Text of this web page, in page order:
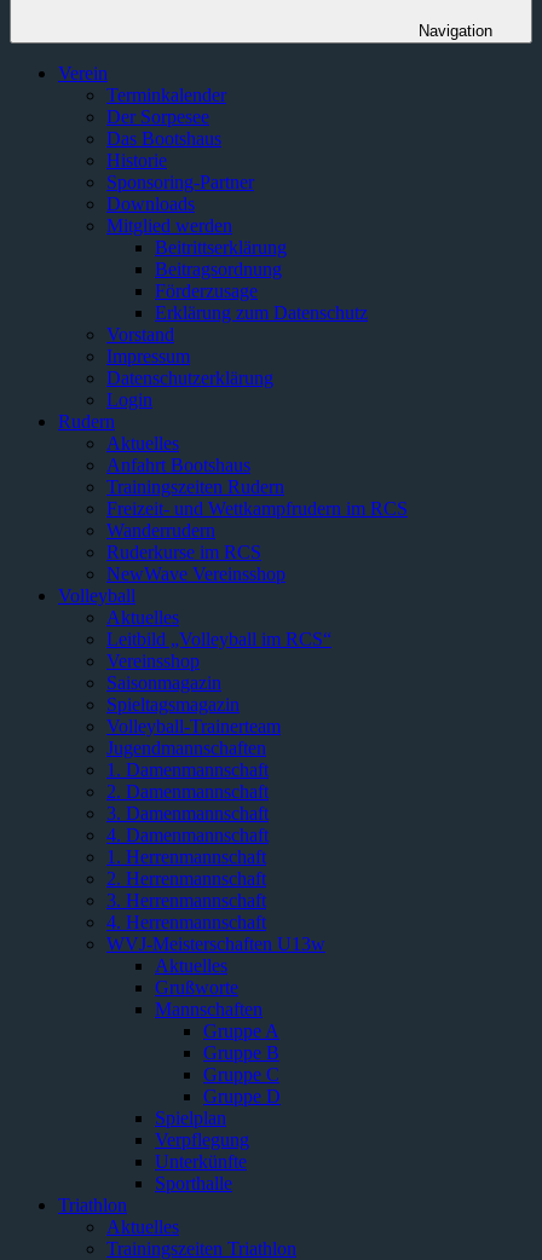
Navigation
Verein
Terminkalender
Der Sorpesee
Das Bootshaus
Historie
Sponsoring-Partner
Downloads
Mitglied werden
Beitrittserklärung
Beitragsordnung
Förderzusage
Erklärung zum Datenschutz
Vorstand
Impressum
Datenschutzerklärung
Login
Rudern
Aktuelles
Anfahrt Bootshaus
Trainingszeiten Rudern
Freizeit- und Wettkampfrudern im RCS
Wanderrudern
Ruderkurse im RCS
NewWave Vereinsshop
Volleyball
Aktuelles
Leitbild „Volleyball im RCS“
Vereinsshop
Saisonmagazin
Spieltagsmagazin
Volleyball-Trainerteam
Jugendmannschaften
1. Damenmannschaft
2. Damenmannschaft
3. Damenmannschaft
4. Damenmannschaft
1. Herrenmannschaft
2. Herrenmannschaft
3. Herrenmannschaft
4. Herrenmannschaft
WVJ-Meisterschaften U13w
Aktuelles
Grußworte
Mannschaften
Gruppe A
Gruppe B
Gruppe C
Gruppe D
Spielplan
Verpflegung
Unterkünfte
Sporthalle
Triathlon
Aktuelles
Trainingszeiten Triathlon